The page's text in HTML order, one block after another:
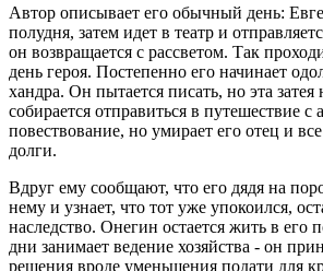
Автор описывает его обычный день:
полудня, затем идет в театр и
он возвращается с рассветом. Так
день героя. Постепенно его начинает
хандра. Он пытается писать, но эта
собирается отправиться в путешествие
повествование, но умирает его отец и
долги.
Вдруг ему сообщают, что его дядя на
нему и узнает, что тот уже упокоился,
наследство. Онегин остается жить в его
дни занимает ведение хозяйства - он
решения вроде уменьшения подати для